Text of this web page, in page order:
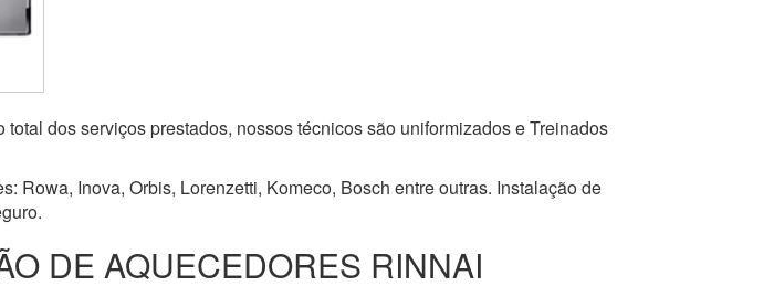
dos serviços prestados, nossos técnicos são uniformizados e Treinados
Rowa, Inova, Orbis, Lorenzetti, Komeco, Bosch entre outras. Instalação de
DE AQUECEDORES RINNAI